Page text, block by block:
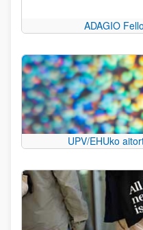
ADAGIO
UPV/EHUko